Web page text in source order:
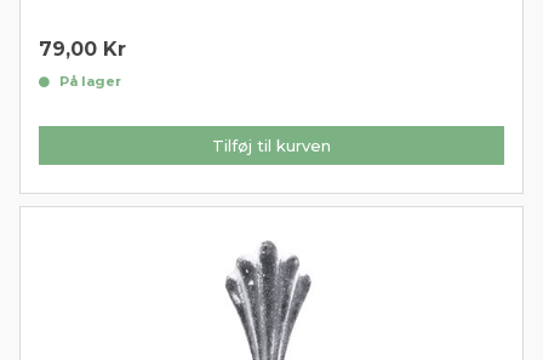
79,00 Kr
På lager
Tilføj til kurven